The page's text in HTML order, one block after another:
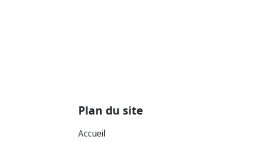
Plan du site
Accueil